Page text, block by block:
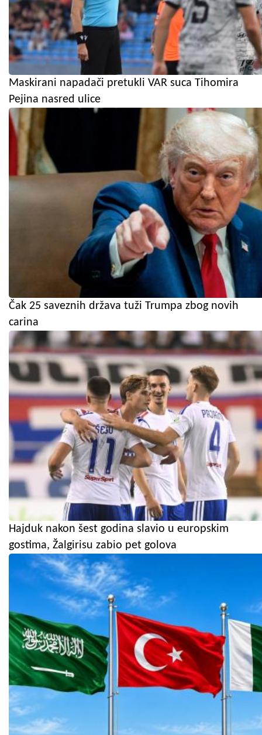
Maskirani napadači pretukli VAR suca Tihomira
Pejina nasred ulice
Čak 25 saveznih država tuži Trumpa zbog novih
carina
Hajduk nakon šest godina slavio u europskim
gostima, Žalgirisu zabio pet golova